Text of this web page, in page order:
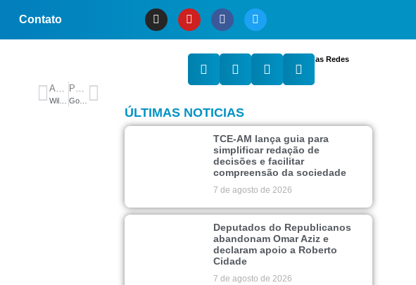
Contato
ANTERIOR
Wilson Lima cresce e chega empatado ao 2° lugar na disputa pelo Senado
PRÓXIMO
Governador Roberto Cidade completa primeiro mês de governo com entregas em todas as regiões do Amazonas
Compartilhe nas Redes
ÚLTIMAS NOTICIAS
TCE-AM lança guia para
simplificar redação de
decisões e facilitar
compreensão da sociedade
7 de agosto de 2026
Deputados do Republicanos
abandonam Omar Aziz e
declaram apoio a Roberto
Cidade
7 de agosto de 2026